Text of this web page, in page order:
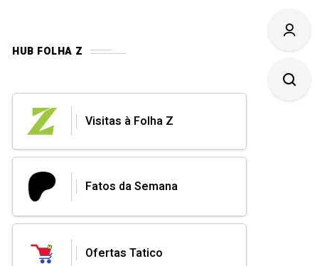
HUB FOLHA Z
Visitas à Folha Z
Fatos da Semana
Ofertas Tatico